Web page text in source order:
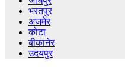
भरतपुर
अजमेर
कोटा
बीकानेर
उदयपुर